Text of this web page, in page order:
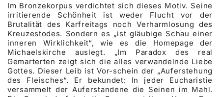
Im Bronzekorpus verdichtet sich dieses Motiv. Seine
irritierende Schönheit ist weder Flucht vor der
Brutalität des Karfreitags noch Verharmlosung des
Kreuzestodes. Sondern es „ist gläubige Schau einer
inneren Wirklichkeit“, wie es die Homepage der
Michaelskirche auslegt. „Im Paradox des real
Gemarterten zeigt sich die alles verwandelnde Liebe
Gottes. Dieser Leib ist Vor-schein der „Auferstehung
des Fleisches“. Er bekundet: In jeder Eucharistie
versammelt der Auferstandene die Seinen im Mahl.